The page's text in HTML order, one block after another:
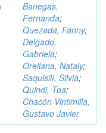
Banegas,
Fernanda;
Quezada, Fanny;
Delgado,
Gabriela;
Orellana, Nataly;
Saquisilí, Silvia;
Quindi, Toa;
Chacón Vintimilla,
Gustavo Javier